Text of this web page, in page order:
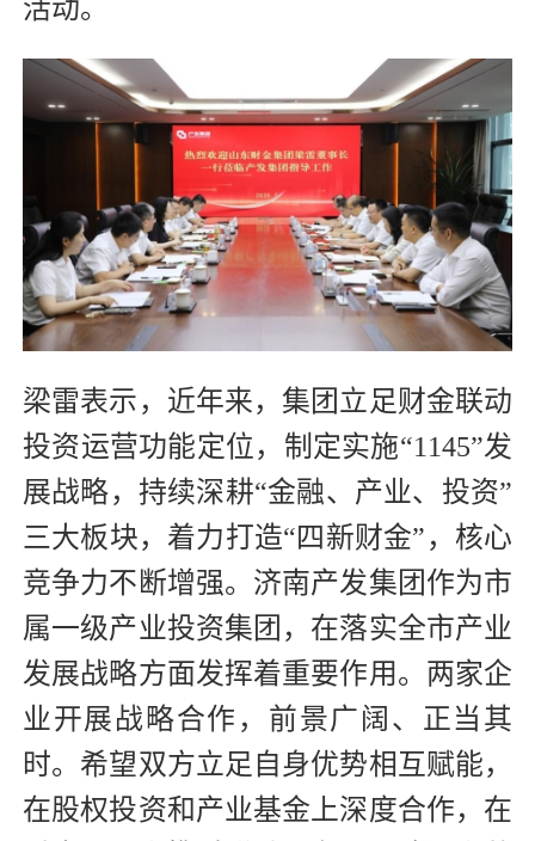
活动。
梁雷表示，近年来，集团立足财金联动
投资运营功能定位，制定实施“1145”发
展战略，持续深耕“金融、产业、投资”
三大板块，着力打造“四新财金”，核心
竞争力不断增强。济南产发集团作为市
属一级产业投资集团，在落实全市产业
发展战略方面发挥着重要作用。两家企
业开展战略合作，前景广阔、正当其
时。希望双方立足自身优势相互赋能，
在股权投资和产业基金上深度合作，在